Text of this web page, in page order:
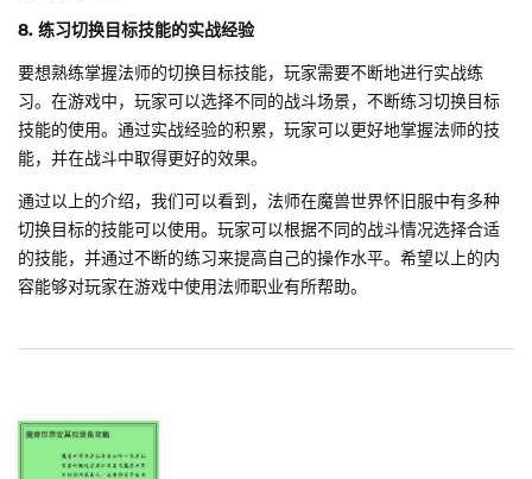
8. 练习切换目标技能的实战经验
要想熟练掌握法师的切换目标技能，玩家需要不断地进行实战练
习。在游戏中，玩家可以选择不同的战斗场景，不断练习切换目标
技能的使用。通过实战经验的积累，玩家可以更好地掌握法师的技
能，并在战斗中取得更好的效果。
通过以上的介绍，我们可以看到，法师在魔兽世界怀旧服中有多种
切换目标的技能可以使用。玩家可以根据不同的战斗情况选择合适
的技能，并通过不断的练习来提高自己的操作水平。希望以上的内
容能够对玩家在游戏中使用法师职业有所帮助。